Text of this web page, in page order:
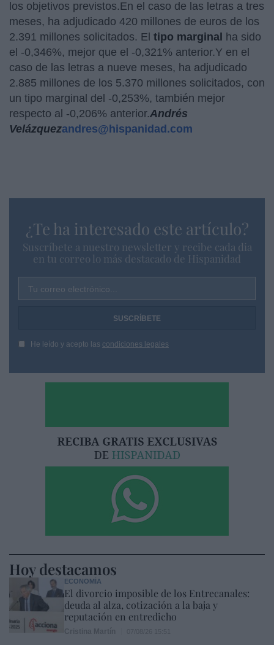
los objetivos previstos.En el caso de las letras a tres
meses, ha adjudicado 420 millones de euros de los
2.391 millones solicitados. El tipo marginal
ha sido
el -0,346%, mejor que el -0,321% anterior.Y en el
caso de las letras a nueve meses, ha adjudicado
2.885 millones de los 5.370 millones solicitados, con
un tipo marginal del -0,253%, también mejor
respecto al -0,206% anterior.Andrés
Velázquezandres@hispanidad.com
¿Te ha interesado este artículo?
Suscríbete a nuestro newsletter y recibe cada dia
en tu correo lo más destacado de Hispanidad
Tu correo electrónico...
He leído y acepto las condiciones legales
Hoy destacamos
ECONOMÍA
El divorcio imposible de los Entrecanales:
deuda al alza, cotización a la baja y
reputación en entredicho